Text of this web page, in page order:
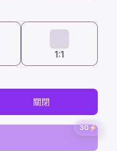
1:1
關閉
30 ⚡